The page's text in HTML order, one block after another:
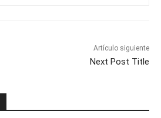
Artículo siguiente
Next Post Title